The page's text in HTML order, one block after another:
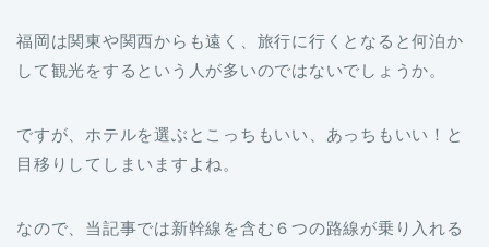
福岡は関東や関西からも遠く、旅行に行くとなると何泊か
して観光をするという人が多いのではないでしょうか。
ですが、ホテルを選ぶとこっちもいい、あっちもいい！と
目移りしてしまいますよね。
なので、当記事では新幹線を含む６つの路線が乗り入れる